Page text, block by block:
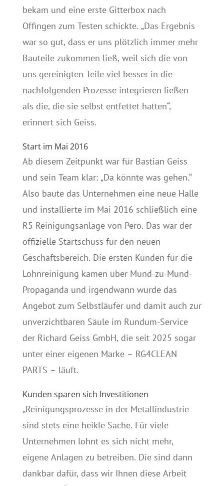
bekam und eine erste Gitterbox nach
Offingen zum Testen schickte. „Das Ergebnis
war so gut, dass er uns plötzlich immer mehr
Bauteile zukommen ließ, weil sich die von
uns gereinigten Teile viel besser in die
nachfolgenden Prozesse integrieren ließen
als die, die sie selbst entfettet hatten“,
erinnert sich Geiss.
Start im Mai 2016
Ab diesem Zeitpunkt war für Bastian Geiss
und sein Team klar: „Da könnte was gehen.“
Also baute das Unternehmen eine neue Halle
und installierte im Mai 2016 schließlich eine
R5 Reinigungsanlage von Pero. Das war der
offizielle Startschuss für den neuen
Geschäftsbereich. Die ersten Kunden für die
Lohnreinigung kamen über Mund-zu-Mund-
Propaganda und irgendwann wurde das
Angebot zum Selbstläufer und damit auch zur
unverzichtbaren Säule im Rundum-Service
der Richard Geiss GmbH, die seit 2025 sogar
unter einer eigenen Marke – RG4CLEAN
PARTS – läuft.
Kunden sparen sich Investitionen
„Reinigungsprozesse in der Metallindustrie
sind stets eine heikle Sache. Für viele
Unternehmen lohnt es sich nicht mehr,
eigene Anlagen zu betreiben. Die sind dann
dankbar dafür, dass wir Ihnen diese Arbeit